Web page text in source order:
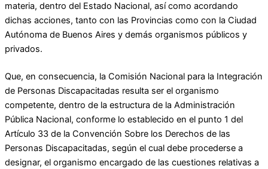
materia, dentro del Estado Nacional, así como acordando
dichas acciones, tanto con las Provincias como con la Ciudad
Autónoma de Buenos Aires y demás organismos públicos y
privados.
Que, en consecuencia, la Comisión Nacional para la Integración
de Personas Discapacitadas resulta ser el organismo
competente, dentro de la estructura de la Administración
Pública Nacional, conforme lo establecido en el punto 1 del
Artículo 33 de la Convención Sobre los Derechos de las
Personas Discapacitadas, según el cual debe procederse a
designar, el organismo encargado de las cuestiones relativas a